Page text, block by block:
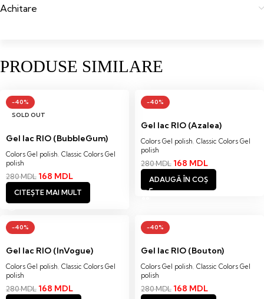
Achitare
PRODUSE SIMILARE
-40%
SOLD OUT
Gel lac RIO (BubbleGum)
Colors Gel polish, Classic Colors Gel
polish
280MDL 168 MDL
CITEȘTE MAI MULT
-40%
Gel lac RIO (Azalea)
Colors Gel polish, Classic Colors Gel
polish
280MDL 168 MDL
ADAUGĂ ÎN COȘ
-40%
Gel lac RIO (InVogue)
Colors Gel polish, Classic Colors Gel
polish
280MDL 168 MDL
-40%
Gel lac RIO (Bouton)
Colors Gel polish, Classic Colors Gel
polish
280MDL 168 MDL